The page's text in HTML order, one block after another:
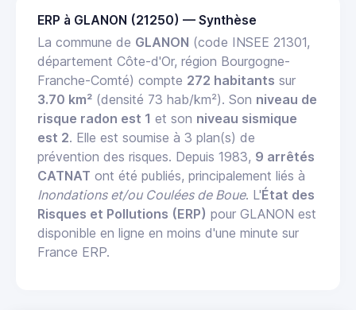
ERP à GLANON (21250) — Synthèse
La commune de GLANON (code INSEE 21301,
département Côte-d'Or, région Bourgogne-
Franche-Comté) compte 272 habitants sur
3.70 km² (densité 73 hab/km²). Son niveau de
risque radon est 1 et son niveau sismique
est 2. Elle est soumise à 3 plan(s) de
prévention des risques. Depuis 1983, 9 arrêtés
CATNAT ont été publiés, principalement liés à
Inondations et/ou Coulées de Boue. L'État des
Risques et Pollutions (ERP) pour GLANON est
disponible en ligne en moins d'une minute sur
France ERP.